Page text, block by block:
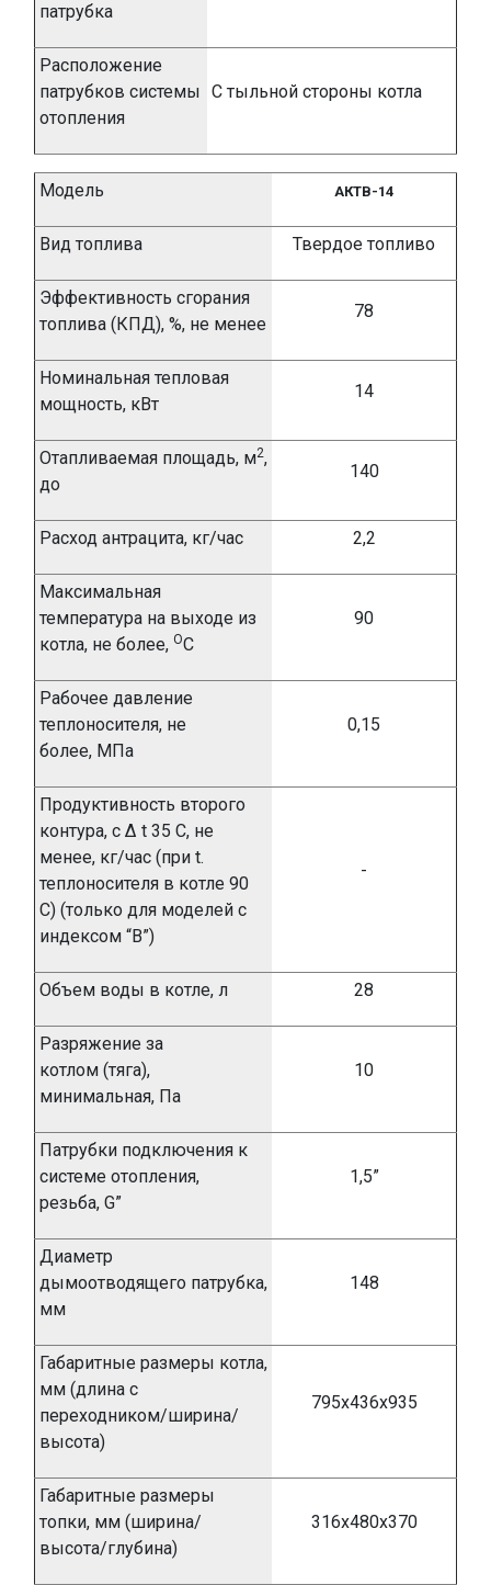
патрубка
Расположение
патрубков системы
отопления
С тыльной стороны котла
Модель АКТВ-14
Вид топлива Твердое топливо
Эффективность сгорания
топлива (КПД), %, не менее
78
Номинальная тепловая
мощность, кВт
14
Отапливаемая площадь, м2,
до
140
Расход антрацита, кг/час 2,2
Максимальная
температура на выходе из
котла, не более, ОС
90
Рабочее давление
теплоносителя, не
более, МПа
0,15
Продуктивность второго
контура, с Δ t 35 С, не
менее, кг/час (при t.
теплоносителя в котле 90
С) (только для моделей с
индексом “В”)
-
Объем воды в котле, л 28
Разряжение за
котлом (тяга),
минимальная, Па
10
Патрубки подключения к
системе отопления,
резьба, G”
1,5”
Диаметр
дымоотводящего патрубка,
мм
148
Габаритные размеры котла,
мм (длина с
переходником/ширина/
высота)
795х436х935
Габаритные размеры
топки, мм (ширина/
высота/глубина)
316х480х370